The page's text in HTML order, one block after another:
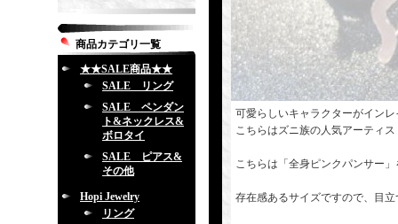
商品カテゴリ一覧
★★SALE商品★★
SALE リング
SALE ペンダン
ト&ネックレス&
ボロタイ
SALE ピアス&
その他
Hopi Jewelry
リング
可愛らしいキャラクターがイン
こちらはズニ族の人気アーティ
こちらは「全身ピンクパンサー
存在感あるサイズですので、目